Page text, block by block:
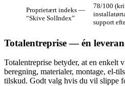
Proprietært indeks —
“Skive SolIndex”
78/100
support
Totalentreprise — én
Totalentreprise betyder, at en enkelt
beregning, materialer, montage,
tilskud. Godt valg hvis du vil slippe